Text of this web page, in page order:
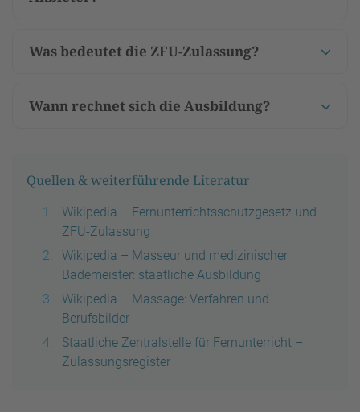
Was bedeutet die ZFU-Zulassung?
Wann rechnet sich die Ausbildung?
Quellen & weiterführende Literatur
Wikipedia – Fernunterrichtsschutzgesetz und
ZFU-Zulassung
Wikipedia – Masseur und medizinischer
Bademeister: staatliche Ausbildung
Wikipedia – Massage: Verfahren und
Berufsbilder
Staatliche Zentralstelle für Fernunterricht –
Zulassungsregister